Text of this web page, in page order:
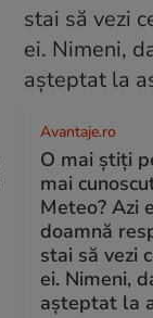
Avantaje.ro
O mai știți
mai
Meteo? Azi
doamnă
stai să vezi
ei. Nimeni,
așteptat la